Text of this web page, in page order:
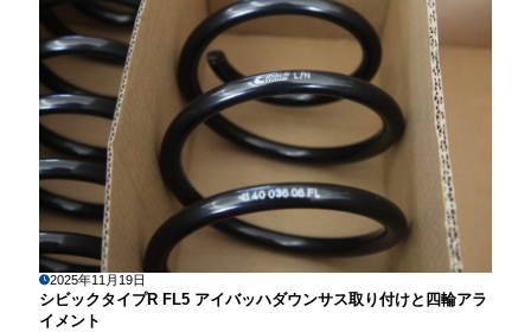
2025年11月19日
シビックタイプR FL5 アイバッハダウンサス取り付けと四輪アラ
イメント